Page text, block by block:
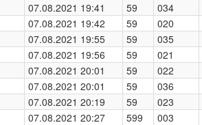
07.08.2021 19:41 59 034
07.08.2021 19:42 59 020
07.08.2021 19:55 59 035
07.08.2021 19:56 59 021
07.08.2021 20:01 59 022
07.08.2021 20:01 59 036
07.08.2021 20:19 59 023
07.08.2021 20:27 599 003